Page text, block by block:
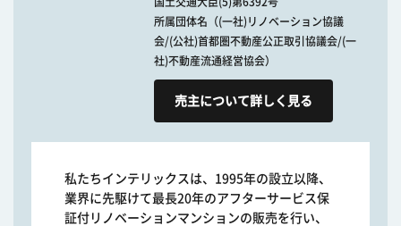
所属団体名（(一社)リノベーション協議
会/(公社)首都圏不動産公正取引協議会/(一
社)不動産流通経営協会）
売主について詳しく見る
私たちインテリックスは、1995年の設立以降、
業界に先駆けて最長20年のアフターサービス保
証付リノベーションマンションの販売を行い、